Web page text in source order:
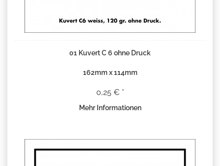
01 Kuvert C 6 ohne Druck
162mm x 114mm
0,25 € *
Mehr Informationen